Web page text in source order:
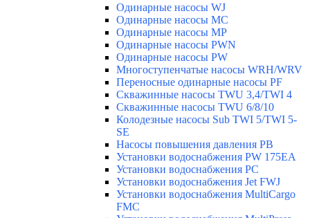
Одинарные насосы WJ
Одинарные насосы MC
Одинарные насосы MP
Одинарные насосы PWN
Одинарные насосы PW
Многоступенчатые насосы WRH/WRV
Переносные одинарные насосы PF
Скважинные насосы TWU 3,4/TWI 4
Скважинные насосы TWU 6/8/10
Колодезные насосы Sub TWI 5/TWI 5-
SE
Насосы повышения давления PB
Установки водоснабжения PW 175EA
Установки водоснабжения PC
Установки водоснабжения Jet FWJ
Установки водоснабжения MultiCargo
FMC